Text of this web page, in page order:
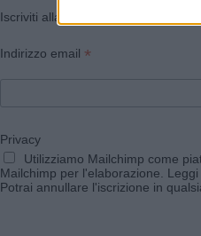
Iscriviti alla newsletter di Gallura
Indirizzo email *
Privacy
Utilizziamo Mailchimp come
Mailchimp per l'elaborazione.
Potrai annullare l'iscrizione in